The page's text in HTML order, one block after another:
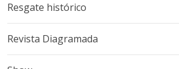
Resgate histórico
Revista Diagramada